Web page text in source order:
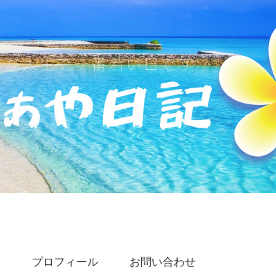
プロフィール お問い合わせ